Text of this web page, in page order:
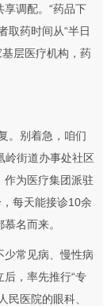
享调配。“药品下
取药时间从“半日
基层医疗机构，药
。别着急，咱们
街道办事处社区
作为医疗集团派驻
每天能接诊10余
名而来。
少常见病、慢性病
，率先推行“专
民医院的眼科、